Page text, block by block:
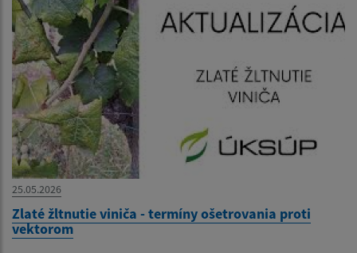
25.05.2026
Zlaté žltnutie viniča - termíny ošetrovania proti
vektorom